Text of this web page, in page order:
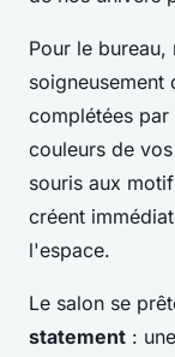
Pour le
soigneusement
complétées
couleurs de
souris aux
créent
l'espace.
Le salon se
statement :